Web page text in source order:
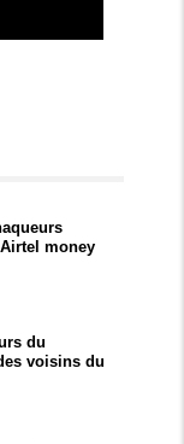
money
du
voisins du